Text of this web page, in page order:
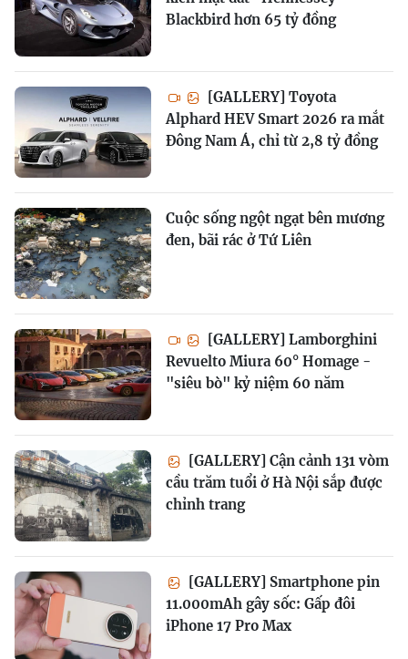
Blackbird hơn 65 tỷ đồng
[GALLERY] Toyota
Alphard HEV Smart 2026 ra mắt
Đông Nam Á, chỉ từ 2,8 tỷ đồng
Cuộc sống ngột ngạt bên mương
đen, bãi rác ở Tứ Liên
[GALLERY] Lamborghini
Revuelto Miura 60° Homage -
"siêu bò" kỷ niệm 60 năm
[GALLERY] Cận cảnh 131 vòm
cầu trăm tuổi ở Hà Nội sắp được
chỉnh trang
[GALLERY] Smartphone pin
11.000mAh gây sốc: Gấp đôi
iPhone 17 Pro Max